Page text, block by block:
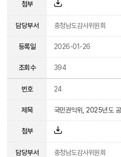
첨부
담당부서 충청남도감사위원회
등록일 2026-01-26
조회수 394
번호 24
제목 국민권익위, 2025년도
첨부
담당부서 충청남도감사위원회